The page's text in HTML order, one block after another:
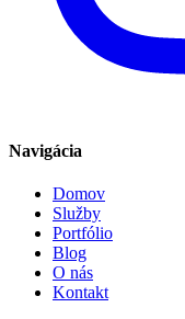
Navigácia
Domov
Služby
Portfólio
Blog
O nás
Kontakt